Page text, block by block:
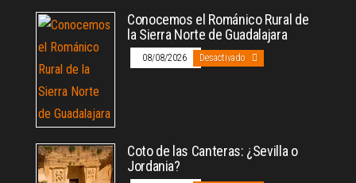
Conocemos el Románico Rural de
la Sierra Norte de Guadalajara
08/08/2026 Desactivado
Coto de las Canteras: ¿Sevilla o
Jordania?